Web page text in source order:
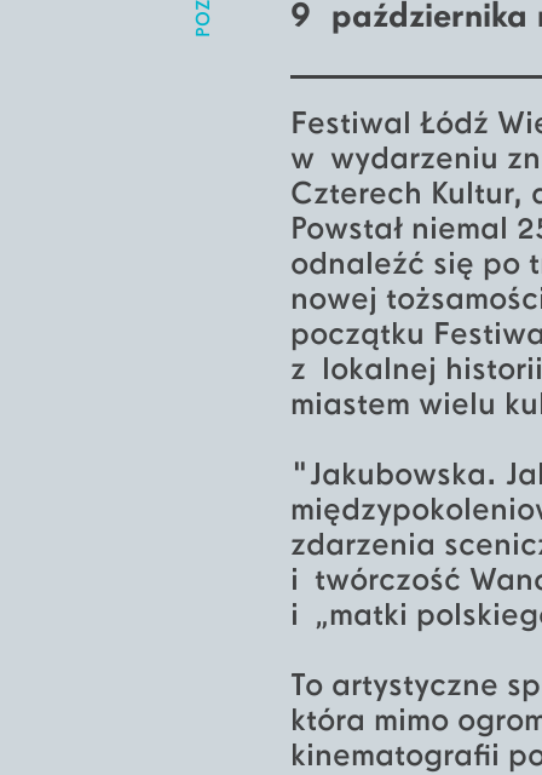
9 października
Festiwal Łódź
w wydarzeniu
Czterech Kultur,
Powstał niemal
odnaleźć się po
nowej
początku
z lokalnej
miastem wielu
"Jakubowska.
zdarzenia
i twórczość
i „matki
To artystyczne
która mimo
kinematografii